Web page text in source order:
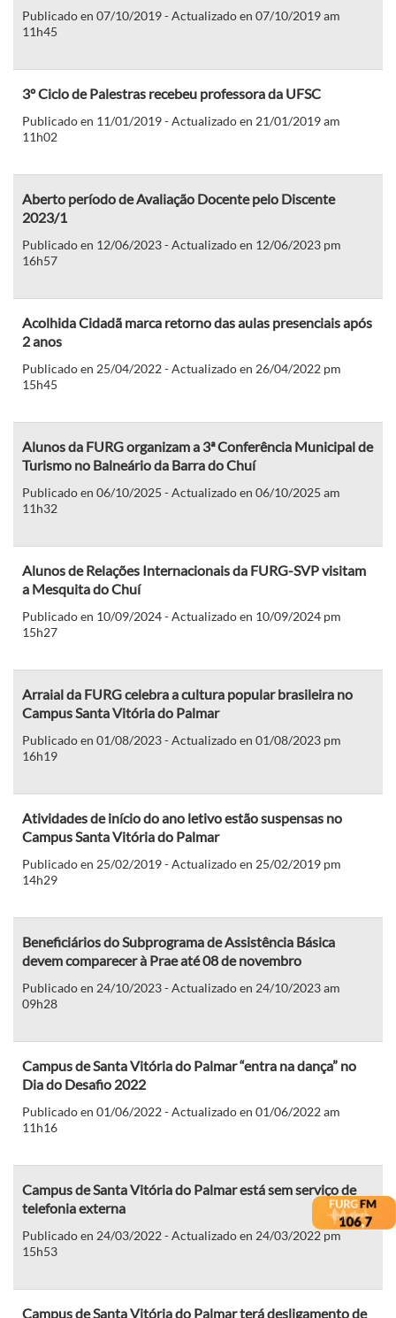
Publicado en 07/10/2019 - Actualizado en 07/10/2019 am
11h45
3º Ciclo de Palestras recebeu professora da UFSC
Publicado en 11/01/2019 - Actualizado en 21/01/2019 am
11h02
Aberto período de Avaliação Docente pelo Discente
2023/1
Publicado en 12/06/2023 - Actualizado en 12/06/2023 pm
16h57
Acolhida Cidadã marca retorno das aulas presenciais após
2 anos
Publicado en 25/04/2022 - Actualizado en 26/04/2022 pm
15h45
Alunos da FURG organizam a 3ª Conferência Municipal de
Turismo no Balneário da Barra do Chuí
Publicado en 06/10/2025 - Actualizado en 06/10/2025 am
11h32
Alunos de Relações Internacionais da FURG-SVP visitam
a Mesquita do Chuí
Publicado en 10/09/2024 - Actualizado en 10/09/2024 pm
15h27
Arraial da FURG celebra a cultura popular brasileira no
Campus Santa Vitória do Palmar
Publicado en 01/08/2023 - Actualizado en 01/08/2023 pm
16h19
Atividades de início do ano letivo estão suspensas no
Campus Santa Vitória do Palmar
Publicado en 25/02/2019 - Actualizado en 25/02/2019 pm
14h29
Beneficiários do Subprograma de Assistência Básica
devem comparecer à Prae até 08 de novembro
Publicado en 24/10/2023 - Actualizado en 24/10/2023 am
09h28
Campus de Santa Vitória do Palmar “entra na dança” no
Dia do Desafio 2022
Publicado en 01/06/2022 - Actualizado en 01/06/2022 am
11h16
Campus de Santa Vitória do Palmar está sem serviço de
telefonia externa
Publicado en 24/03/2022 - Actualizado en 24/03/2022 pm
15h53
Campus de Santa Vitória do Palmar terá desligamento de